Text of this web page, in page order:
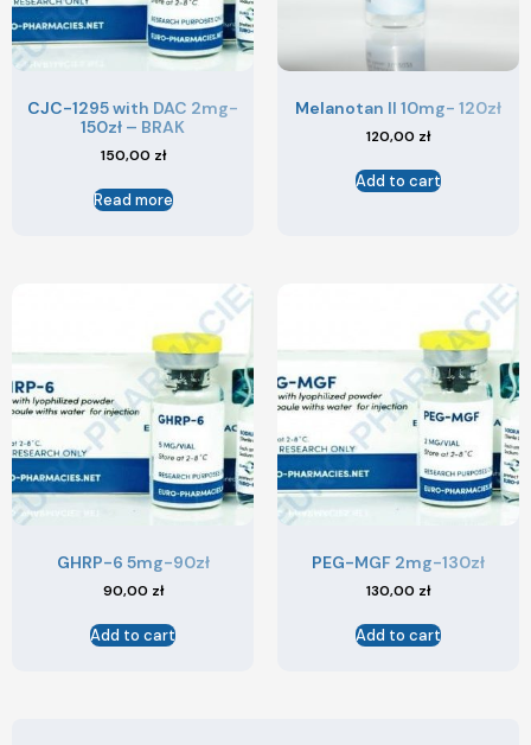
CJC-1295 with DAC 2mg-
150zł – BRAK
150,00 zł
Read more
Melanotan II 10mg- 120zł
120,00 zł
Add to cart
GHRP-6 5mg-90zł
90,00 zł
Add to cart
PEG-MGF 2mg-130zł
130,00 zł
Add to cart